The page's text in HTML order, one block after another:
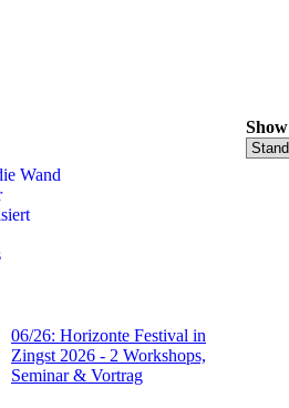
Wand
06/26: Horizonte Festival in
Zingst 2026 - 2 Workshops,
Seminar & Vortrag
Show